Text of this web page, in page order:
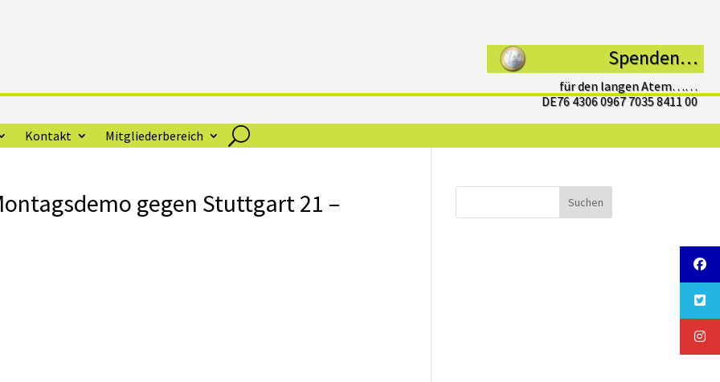
Spenden…
für den langen Atem……
DE76 4306 0967 7035 8411 00
Kontakt Mitgliederbereich
gegen Stuttgart 21 –
Suchen